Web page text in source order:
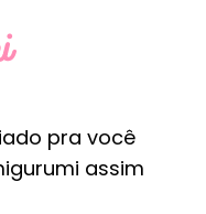
pra você
assim